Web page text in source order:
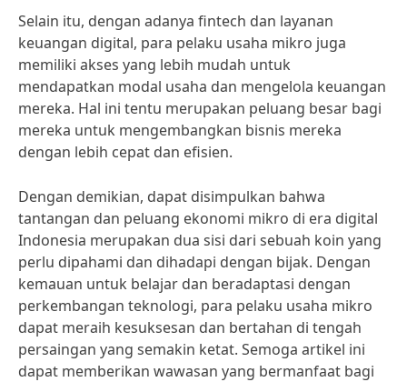
Selain itu, dengan adanya fintech dan layanan
keuangan digital, para pelaku usaha mikro juga
memiliki akses yang lebih mudah untuk
mendapatkan modal usaha dan mengelola keuangan
mereka. Hal ini tentu merupakan peluang besar bagi
mereka untuk mengembangkan bisnis mereka
dengan lebih cepat dan efisien.
Dengan demikian, dapat disimpulkan bahwa
tantangan dan peluang ekonomi mikro di era digital
Indonesia merupakan dua sisi dari sebuah koin yang
perlu dipahami dan dihadapi dengan bijak. Dengan
kemauan untuk belajar dan beradaptasi dengan
perkembangan teknologi, para pelaku usaha mikro
dapat meraih kesuksesan dan bertahan di tengah
persaingan yang semakin ketat. Semoga artikel ini
dapat memberikan wawasan yang bermanfaat bagi